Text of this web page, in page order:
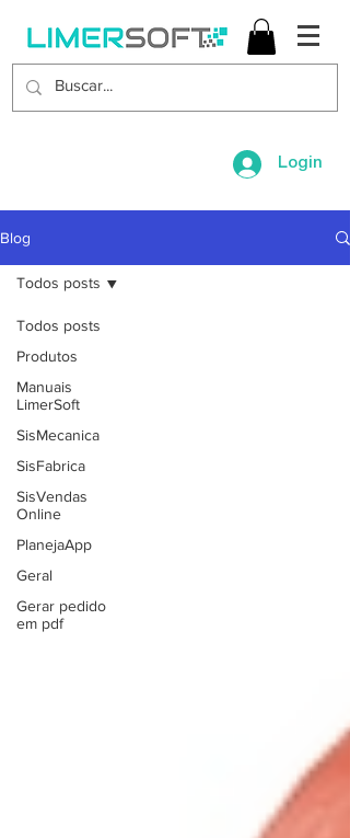
Login
Blog
Todos posts
Produtos
Manuais
LimerSoft
SisMecanica
SisFabrica
SisVendas
Online
PlanejaApp
Geral
Gerar pedido
em pdf
Todos posts